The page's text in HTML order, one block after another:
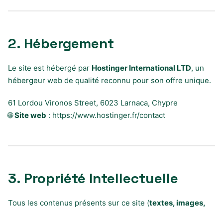
2. Hébergement
Le site est hébergé par Hostinger International LTD, un
hébergeur web de qualité reconnu pour son offre unique.
61 Lordou Vironos Street, 6023 Larnaca, Chypre
🌐Site web : https://www.hostinger.fr/contact
3. Propriété Intellectuelle
Tous les contenus présents sur ce site (textes, images,